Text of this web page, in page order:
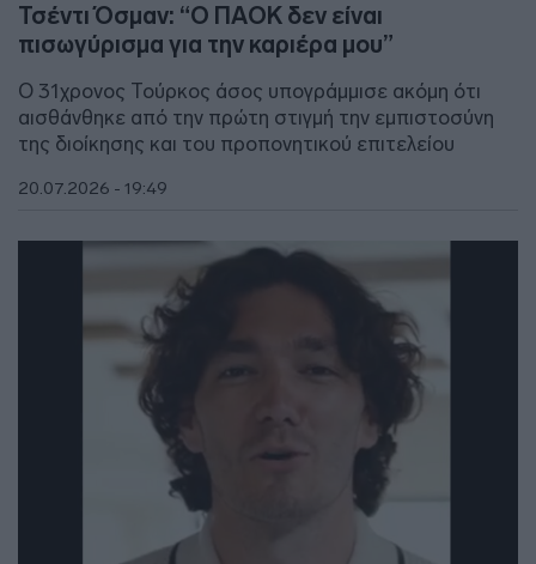
Τσέντι Όσμαν: “Ο ΠΑΟΚ δεν είναι
πισωγύρισμα για την καριέρα μου”
Ο 31χρονος Τούρκος άσος υπογράμμισε ακόμη ότι
αισθάνθηκε από την πρώτη στιγμή την εμπιστοσύνη
της διοίκησης και του προπονητικού επιτελείου
20.07.2026 - 19:49